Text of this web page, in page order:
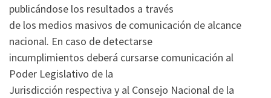
publicándose los resultados a través
de los medios masivos de comunicación de alcance
nacional. En caso de detectarse
incumplimientos deberá cursarse comunicación al
Poder Legislativo de la
Jurisdicción respectiva y al Consejo Nacional de la